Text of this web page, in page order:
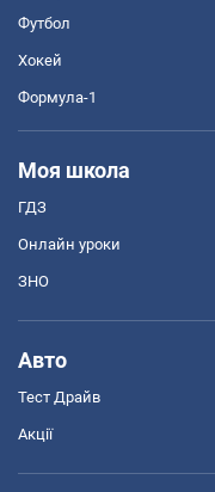
Футбол
Хокей
Формула-1
Моя школа
ГДЗ
Онлайн уроки
ЗНО
Авто
Тест Драйв
Акції